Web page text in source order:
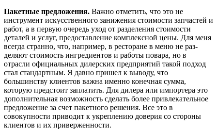
Пакетные предложения. Важно отме­тить, что это не
инструмент искусственного занижения стоимости запчастей и
работ, а в первую очередь уход от разделения стои­мости
деталей и услуг, предоставление ком­плексной цены. Для меня
всегда странно, что, например, в ресторане в меню не раз­
деляют стоимость ингредиентов и работы повара, но в
отрасли официальных дилер­ских предприятий такой подход
стал стан­дартным. Я давно пришел к выводу, что
большинству клиентов важна именно конечная сумма,
которую предстоит запла­тить. Для дилера или импортера это
допол­нительная возможность сделать более при­влекательное
предложение за счет пакетно­го решения. Все это в
совокупности приво­дит к укреплению доверия со стороны
клиентов и их приверженности.